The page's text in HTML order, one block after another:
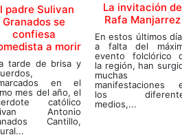
padre Sulivan
Granados se
confiesa
a morir
tarde de brisa y
en el
mes del año, el
católico
Antonio
Cantillo,
La invitación de
Rafa Manjarrez
En estos últimos
a falta del
evento folclórico
la región, han
muchas
manifestaciones
los
medios,...